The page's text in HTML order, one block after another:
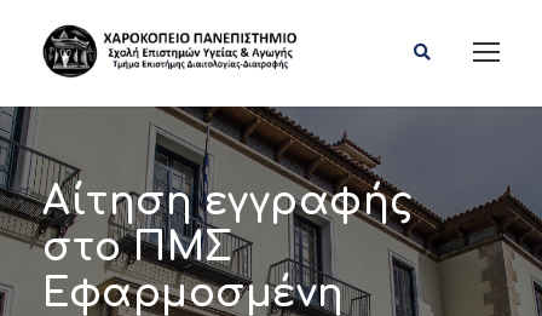
Αίτηση εγγραφής
στο ΠΜΣ
Εφαρμοσμένη